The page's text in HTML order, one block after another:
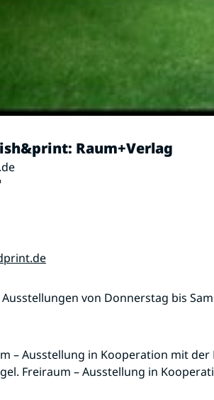
Raum+Verlag
von Donnerstag bis
– Ausstellung in Kooperation mit
Freiraum – Ausstellung in